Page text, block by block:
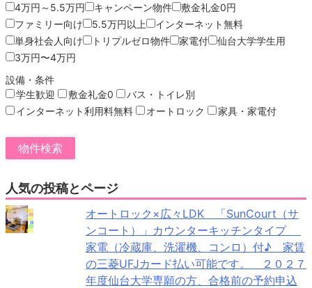
4万円～5.5万円 キャンペーン物件
敷金礼金0円
ファミリー向け
5.5万円以上
インターネット無料
単身社会人向け
トリプルゼロ物件 家電付
仙台大学学生用
3万円〜4万円
設備・条件
学生歓迎
敷金礼金0
バス・トイレ別
インターネット利用料無料
オートロック 家具・家電付
人気の投稿とページ
オートロック×広々LDK 「SunCourt（サ
ンコート）」カウンターキッチンタイプ
家電（冷蔵庫、洗濯機、コンロ）付♪ 家賃
の三菱UFJカード払い可能です。 ２０２７
年度仙台大学専願の方、合格前の予約申込